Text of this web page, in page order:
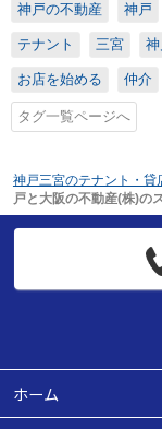
神戸の不動産 神戸
テナント 三宮
お店を始める 仲介
タグ一覧ページへ
神戸三宮のテナント・貸
戸と大阪の不動産(株)の
ホーム